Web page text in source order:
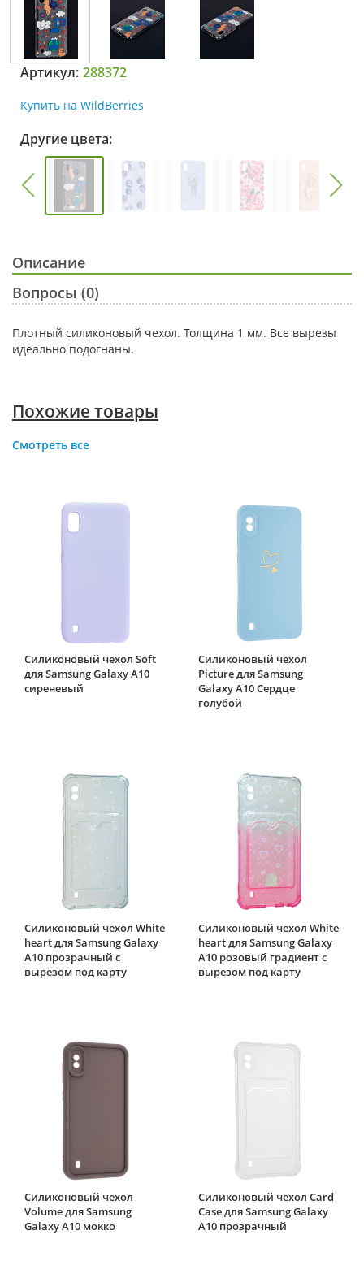
Артикул: 288372
Купить на WildBerries
Другие цвета:
Описание
Вопросы (0)
Плотный силиконовый чехол. Толщина 1 мм. Все вырезы
идеально подогнаны.
Похожие товары
Смотреть все
Силиконовый чехол Soft
для Samsung Galaxy A10
сиреневый
Силиконовый чехол
Picture для Samsung
Galaxy A10 Сердце
голубой
Силиконовый чехол White
heart для Samsung Galaxy
A10 прозрачный с
вырезом под карту
Силиконовый чехол White
heart для Samsung Galaxy
A10 розовый градиент c
вырезом под карту
Силиконовый чехол
Volume для Samsung
Galaxy A10 мокко
Силиконовый чехол Card
Case для Samsung Galaxy
A10 прозрачный